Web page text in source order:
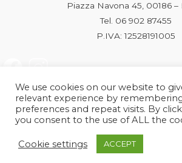
Piazza Navona 45, 00186 –
Tel. 06 902 87455
P.IVA: 12528191005
Roma | PI e CF: 12528191005 |
We use cookies on our website to
relevant experience by
preferences and repeat visits. By
you consent to the use of ALL the
Cookie settings ACCEPT